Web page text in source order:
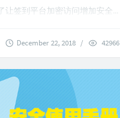
让签到平台加密访问增加安全...
December 22, 2018 /